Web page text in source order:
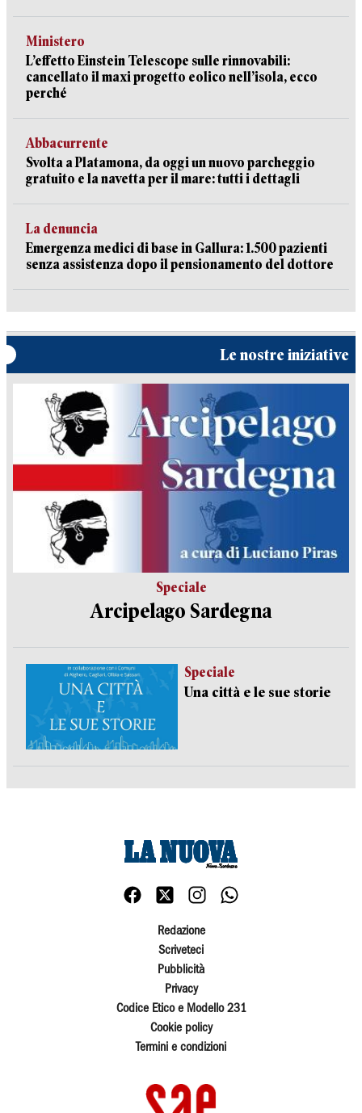
Ministero
L’effetto Einstein Telescope sulle rinnovabili:
cancellato il maxi progetto eolico nell’isola, ecco
perché
Abbacurrente
Svolta a Platamona, da oggi un nuovo parcheggio
gratuito e la navetta per il mare: tutti i dettagli
La denuncia
Emergenza medici di base in Gallura: 1.500 pazienti
senza assistenza dopo il pensionamento del dottore
Le nostre iniziative
Speciale
Arcipelago Sardegna
Speciale
Una città e le sue storie
Redazione
Scriveteci
Pubblicità
Privacy
Codice Etico e Modello 231
Cookie policy
Termini e condizioni